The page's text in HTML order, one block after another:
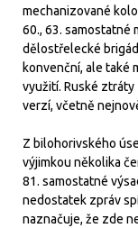
mechanizované
60., 63. samostatné
dělostřelecké
konvenční, ale také
využití. Ruské
verzí, včetně
Z bilohorivského
výjimkou několika
81. samostatné
nedostatek zpráv
naznačuje, že zde